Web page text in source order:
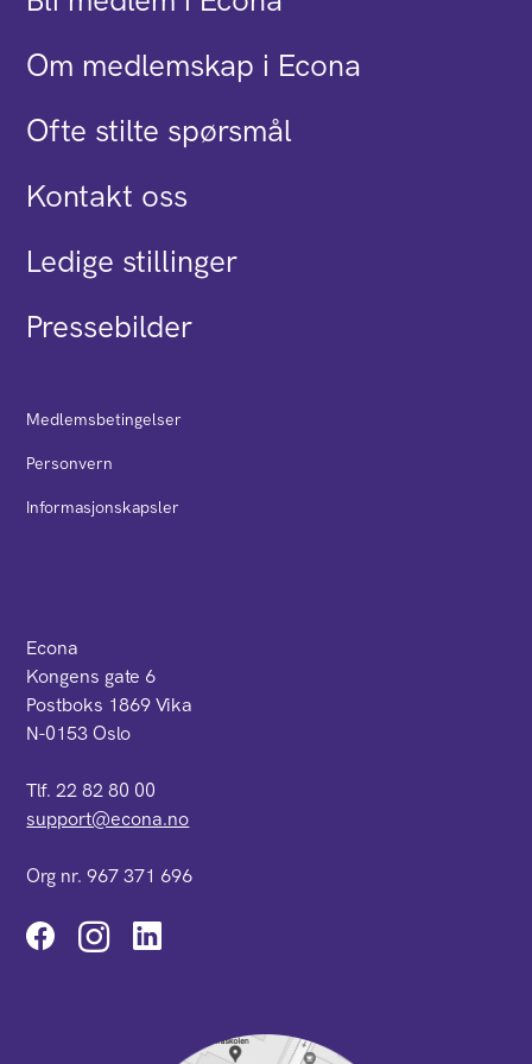
Om medlemskap i Econa
Ofte stilte spørsmål
Kontakt oss
Ledige stillinger
Pressebilder
Medlemsbetingelser
Personvern
Informasjonskapsler
Econa
Kongens gate 6
Postboks 1869 Vika
N-0153 Oslo
Tlf. 22 82 80 00
support@econa.no
Org nr. 967 371 696
Instagram